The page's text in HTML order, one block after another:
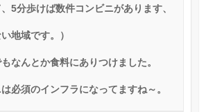
5分歩けば数件コンビニがあります、
地域です。）
なんとか食料にありつけました。
必須のインフラになってますね～。